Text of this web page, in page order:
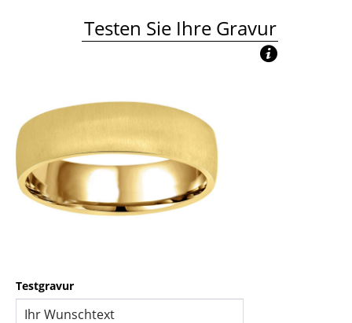
Testen Sie Ihre Gravur
Testgravur